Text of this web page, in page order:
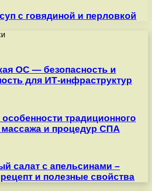
с говядиной и перловкой
ОС — безопасность и
для ИТ-инфраструктур
традиционного
массажа и процедур СПА
салат с апельсинами –
и полезные свойства